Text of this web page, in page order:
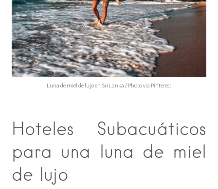
Luna de miel de lujo en Sri Lanka / Photo via Pinterest
Hoteles Subacuáticos
para una luna de miel
de lujo